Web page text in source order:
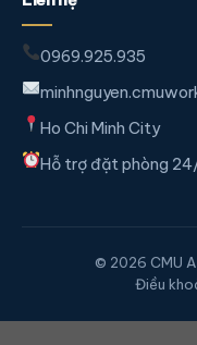
0969.925.935
Ho Chi Minh City
Hỗ trợ đặt phòng
© 2026 CMU
Điều